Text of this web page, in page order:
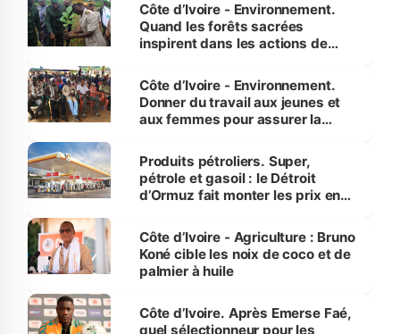
Côte d’Ivoire - Environnement.
Quand les forêts sacrées
inspirent dans les actions de
Côte d’Ivoire - Environnement.
Donner du travail aux jeunes et
aux femmes pour assurer la
menacées
Produits pétroliers. Super,
pétrole et gasoil : le Détroit
d’Ormuz fait monter les prix en
Côte d’Ivoire - Agriculture : Bruno
Koné cible les noix de coco et de
palmier à huile
Côte d’Ivoire. Après Emerse Faé,
quel sélectionneur pour les